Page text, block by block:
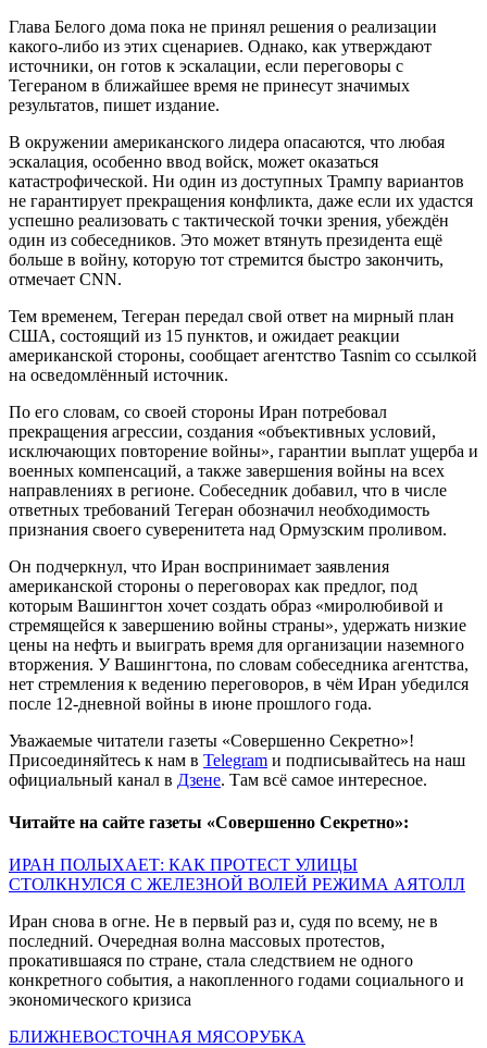
Глава Белого дома пока не принял решения о реализации
какого-либо из этих сценариев. Однако, как утверждают
источники, он готов к эскалации, если переговоры с
Тегераном в ближайшее время не принесут значимых
результатов, пишет издание.
В окружении американского лидера опасаются, что любая
эскалация, особенно ввод войск, может оказаться
катастрофической. Ни один из доступных Трампу вариантов
не гарантирует прекращения конфликта, даже если их удастся
успешно реализовать с тактической точки зрения, убеждён
один из собеседников. Это может втянуть президента ещё
больше в войну, которую тот стремится быстро закончить,
отмечает CNN.
Тем временем, Тегеран передал свой ответ на мирный план
США, состоящий из 15 пунктов, и ожидает реакции
американской стороны, сообщает агентство Tasnim со ссылкой
на осведомлённый источник.
По его словам, со своей стороны Иран потребовал
прекращения агрессии, создания «объективных условий,
исключающих повторение войны», гарантии выплат ущерба и
военных компенсаций, а также завершения войны на всех
направлениях в регионе. Собеседник добавил, что в числе
ответных требований Тегеран обозначил необходимость
признания своего суверенитета над Ормузским проливом.
Он подчеркнул, что Иран воспринимает заявления
американской стороны о переговорах как предлог, под
которым Вашингтон хочет создать образ «миролюбивой и
стремящейся к завершению войны страны», удержать низкие
цены на нефть и выиграть время для организации наземного
вторжения. У Вашингтона, по словам собеседника агентства,
нет стремления к ведению переговоров, в чём Иран убедился
после 12-дневной войны в июне прошлого года.
Уважаемые читатели газеты «Совершенно Секретно»!
Присоединяйтесь к нам в Telegram и подписывайтесь на наш
официальный канал в Дзене. Там всё самое интересное.
Читайте на сайте газеты «Совершенно Секретно»:
ИРАН ПОЛЫХАЕТ: КАК ПРОТЕСТ УЛИЦЫ
СТОЛКНУЛСЯ С ЖЕЛЕЗНОЙ ВОЛЕЙ РЕЖИМА АЯТОЛЛ
Иран снова в огне. Не в первый раз и, судя по всему, не в
последний. Очередная волна массовых протестов,
прокатившаяся по стране, стала следствием не одного
конкретного события, а накопленного годами социального и
экономического кризиса
БЛИЖНЕВОСТОЧНАЯ МЯСОРУБКА